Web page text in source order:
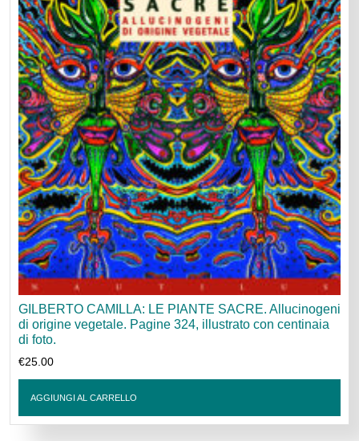
GILBERTO CAMILLA: LE PIANTE SACRE. Allucinogeni
di origine vegetale. Pagine 324, illustrato con centinaia
di foto.
€25.00
AGGIUNGI AL CARRELLO